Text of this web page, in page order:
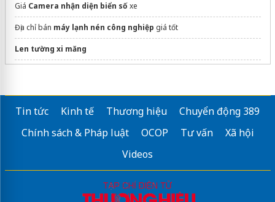
Giá Camera nhận diện biển sốxe
Địa chỉ bán máy lạnh nén công nghiệp giá tốt
​Len tường xi măng
dán phim cách nhiệt ô tô
Tủ chậu lavabo nhựachống ẩm
thợ sơn nhà quận Bình Thạnhgiá rẻ
Tin tức Kinh tế Thương hiệu
Chuyển động 389
Chính sách & Pháp luật
OCOP Tư vấn
Xã hội
Videos